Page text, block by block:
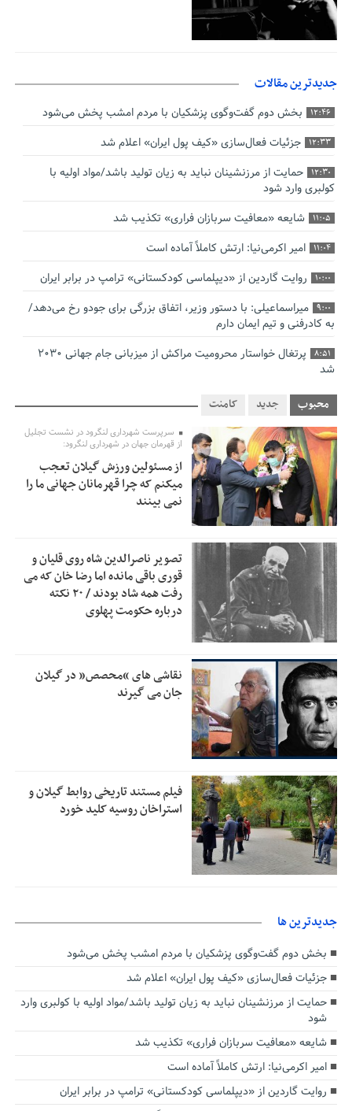
جدیدترین مقالات
12:46 بخش دوم گفت‌وگوی پزشکیان با مردم امشب پخش می‌شود
12:33 جزئیات فعال‌سازی «کیف پول ایران» اعلام شد
12:30
حمایت از مرزنشینان نباید به زیان تولید باشد/مواد اولیه با
کولبری وارد شود
11:05 شایعه «معافیت سربازان فراری» تکذیب شد
11:04 امیر اکرمی‌نیا: ارتش کاملاً آماده است
10:00 روایت گاردین از «دیپلماسی کودکستانی» ترامپ در برابر ایران
9:00
میراسماعیلی: با دستور وزیر، اتفاق بزرگی برای جودو رخ می‌دهد/
به کادرفنی و تیم ایمان دارم
8:51
پرتغال خواستار محرومیت مراکش از میزبانی جام جهانی ۲۰۳۰
شد
8:41 فریدون جیرانی: اکبر عبدی حیف شد
0:58
تسهیلات اشتغالزایی در اختیار نهادهای حمایتی باید براساس
اولویت‌های گیلان پرداخت شود
2:53
زمان جلسه سرنوشت‌ساز هیات رئیسه فدراسیون فوتبال با حضور
قلعه‌نویی مشخص شد
2:50
دفتر رهبر انقلاب: مطالب خارج از مراجع رسمی فاقد سندیت
2:46
بقائی: فضای مذاکرات فنی و سیاسی ایران و عمان درباره تنگه
هرمز، مثبت است
1:30
رئیس سازمان جهاد کشاورزی استان: کشاورزان گیلان نسبت به
دریافت یارانه کود اقدام کنند
1:00 تمدید مهلت اظهارنامه‌های مالیاتی سال ۱۴۰۴ تا پایان شهریورماه
محبوب جدید کامنت
سرپرست شهرداری لنگرود در نشست تجلیل
از قهرمان جهان در شهرداری لنگرود:
از مسئولین ورزش گیلان تعجب
میکنم که چرا قهرمانان جهانی ما را
نمی بینند
تصویر ناصرالدین شاه روی قلیان و
قوری باقی مانده اما رضا خان که می
رفت همه شاد بودند / ۲۰ نکته
درباره حکومت پهلوی
نقاشی های “محصص” در گیلان
جان می گیرند
فیلم مستند تاریخی روابط گیلان و
استراخان روسیه کلید خورد
جديدترين ها
بخش دوم گفت‌وگوی پزشکیان با مردم امشب پخش می‌شود
جزئیات فعال‌سازی «کیف پول ایران» اعلام شد
حمایت از مرزنشینان نباید به زیان تولید باشد/مواد اولیه با کولبری وارد
شود
شایعه «معافیت سربازان فراری» تکذیب شد
امیر اکرمی‌نیا: ارتش کاملاً آماده است
روایت گاردین از «دیپلماسی کودکستانی» ترامپ در برابر ایران